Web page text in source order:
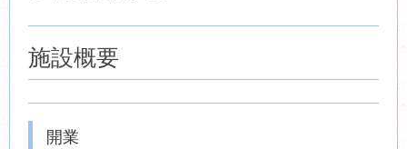
施設概要
開業